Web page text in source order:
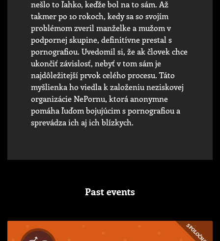
nešlo to ľahko, keďže bol na to sám. Až
takmer po 10 rokoch, kedy sa so svojím
problémom zveril manželke a mužom v
podpornej skupine, definitívne prestal s
pornografiou. Uvedomil si, že ak človek chce
ukončiť závislosť, nebyť v tom sám je
najdôležitejší prvok celého procesu. Táto
myšlienka ho viedla k založeniu neziskovej
organizácie NePornu, ktorá anonymne
pomáha ľuďom bojujúcim s pornografiou a
sprevádza ich aj ich blízkych.
Past events
SPOLOČNOSŤ